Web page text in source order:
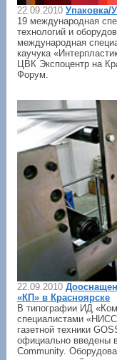
22.09.2010 Упаковка/
19 международная
технологий и
международная
каучука
ЦВК Экспоцентр на
Форум.
22.09.2010
«КП» в Красноярске
В типографии ИД
специалистами
газетной техники
официально введены
Community.